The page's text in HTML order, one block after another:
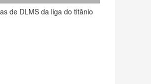
de DLMS da liga do titânio